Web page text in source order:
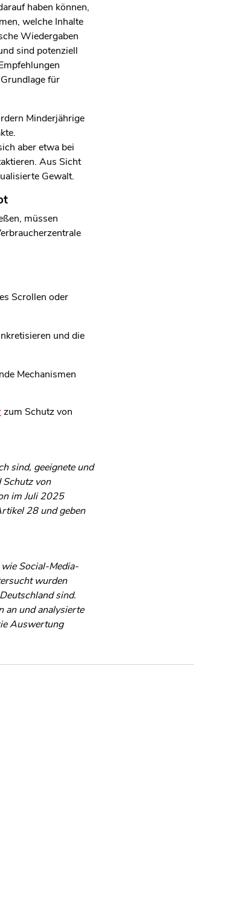
haben können,
welche Inhalte
Wiedergaben
sind potenziell
für
Minderjährige
aber etwa bei
Aus Sicht
Gewalt.
müssen
Scrollen oder
und die
Mechanismen
zum Schutz von
sind, geeignete und
Schutz von
im Juli 2025
28 und geben
Social-Media-
wurden
sind.
an und analysierte
Auswertung